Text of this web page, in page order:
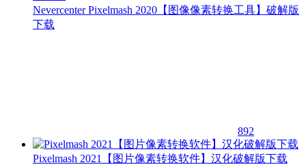
Nevercenter Pixelmash 2020【图像像素转换工具】破解版
下载
892
Pixelmash 2021【图片像素转换软件】汉化破解版下载